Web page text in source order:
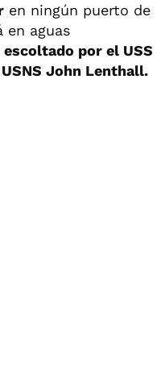
en ningún puerto de
en aguas
escoltado por el USS
USNS John Lenthall.